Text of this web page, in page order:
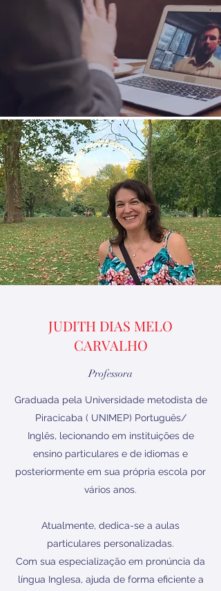
JUDITH DIAS MELO
CARVALHO
Professora
Graduada pela Universidade metodista de
Piracicaba ( UNIMEP) Português/
Inglês, lecionando em instituições de
ensino particulares e de idiomas e
posteriormente em sua própria escola por
vários anos.
Atualmente, dedica-se a aulas
particulares personalizadas.
Com sua especialização em pronúncia da
língua Inglesa, ajuda de forma eficiente a